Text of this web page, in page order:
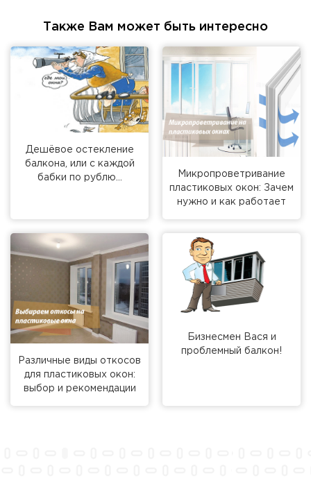
Также Вам может быть интересно
Дешёвое остекление
балкона, или с каждой
бабки по рублю…
Микропроветривание
пластиковых окон: Зачем
нужно и как работает
Различные виды откосов
для пластиковых окон:
выбор и рекомендации
Бизнесмен Вася и
проблемный балкон!